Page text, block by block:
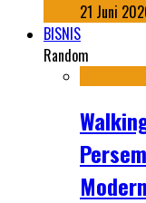
21 Juni
BISNIS
Random